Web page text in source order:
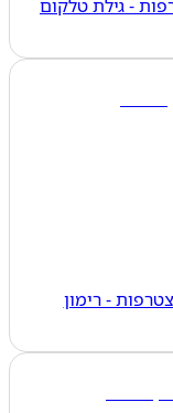
גילת טלקום
- רימון